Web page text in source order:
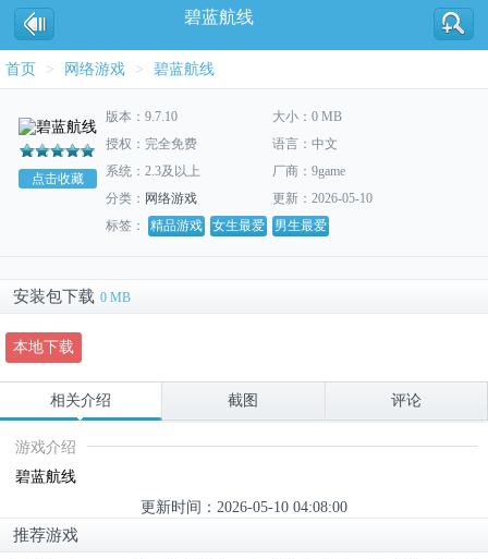
碧蓝航线
首页 > 网络游戏 > 碧蓝航线
点击收藏
版本：9.7.10
大小：0 MB
授权：完全免费
语言：中文
系统：2.3及以上
厂商：9game
分类： 网络游戏
更新：2026-05-10
标签：
精品游戏 女生最爱 男生最爱
安装包下载 0 MB
本地下载
相关介绍 截图 评论
游戏介绍
碧蓝航线
更新时间：2026-05-10 04:08:00
推荐游戏